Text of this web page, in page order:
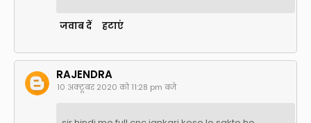
जवाब दें हटाएं
RAJENDRA
10 अक्टूबर 2020 को 11:28 pm बजे